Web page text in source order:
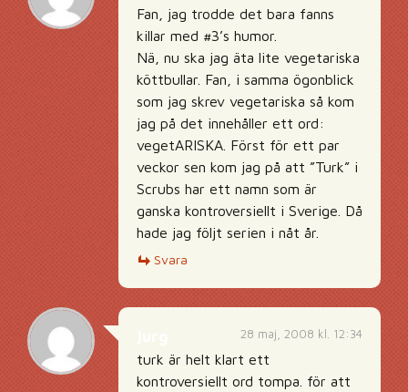
Fan, jag trodde det bara fanns
killar med #3’s humor.
Nä, nu ska jag äta lite vegetariska
köttbullar. Fan, i samma ögonblick
som jag skrev vegetariska så kom
jag på det innehåller ett ord:
vegetARISKA. Först för ett par
veckor sen kom jag på att ”Turk” i
Scrubs har ett namn som är
ganska kontroversiellt i Sverige. Då
hade jag följt serien i nåt år.
Svara
28 maj, 2008 kl. 12:34
turk är helt klart ett
kontroversiellt ord tompa. för att